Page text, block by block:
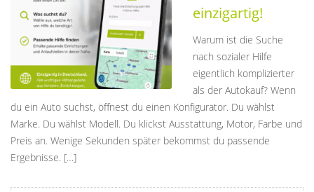
einzigartig!
Warum ist die Suche
nach sozialer Hilfe
eigentlich komplizierter
als der Autokauf? Wenn
du ein Auto suchst, öffnest du einen Konfigurator. Du wählst
Marke. Du wählst Modell. Du klickst Ausstattung, Motor, Farbe und
Preis an. Wenige Sekunden später bekommst du passende
Ergebnisse. […]